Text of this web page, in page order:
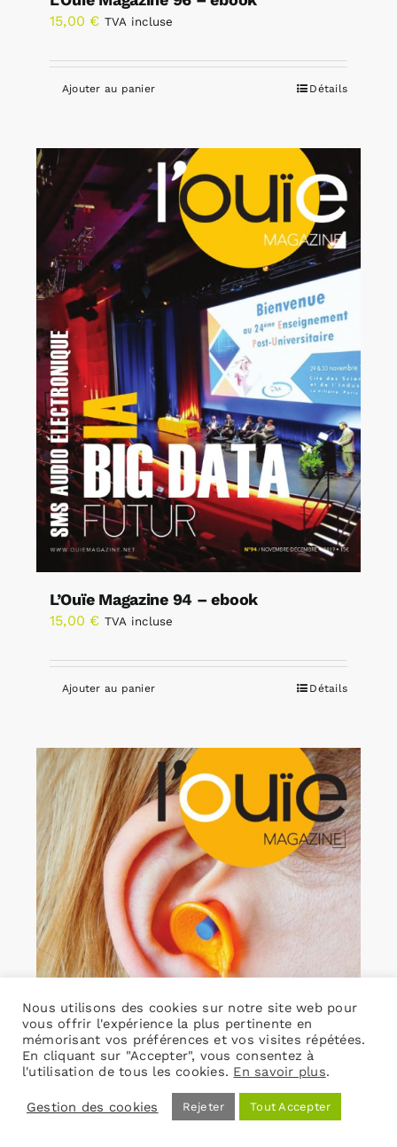
15,00 € TVA incluse
Ajouter au panier Détails
L’Ouïe Magazine 94 – ebook
15,00 € TVA incluse
Ajouter au panier Détails
Nous utilisons des cookies sur notre site web pour
vous offrir l'expérience la plus pertinente en
mémorisant vos préférences et vos visites répétées.
En cliquant sur "Accepter", vous consentez à
l'utilisation de tous les cookies. En savoir plus.
Gestion des cookies Rejeter Tout Accepter